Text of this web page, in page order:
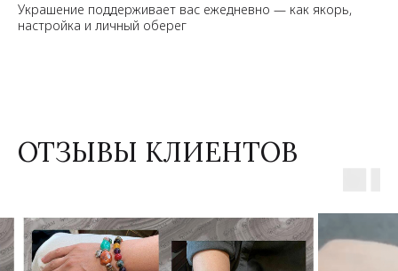
Украшение поддерживает вас ежедневно — как якорь,
настройка и личный оберег
ОТЗЫВЫ КЛИЕНТОВ